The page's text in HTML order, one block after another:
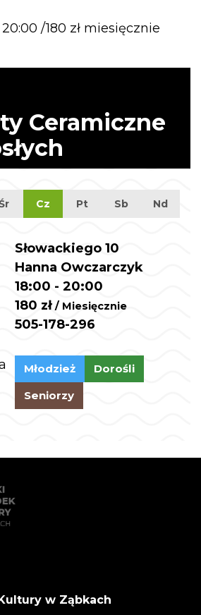
/180 zł miesięcznie
Ceramiczne
Cz Pt Sb Nd
Słowackiego 10
Hanna Owczarczyk
18:00 - 20:00
180 zł/ Miesięcznie
505-178-296
Młodzież
Dorośli
Seniorzy
w Ząbkach